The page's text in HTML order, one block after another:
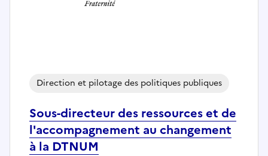
Sous-directeur des ressources et de
l'accompagnement au changement
à la DTNUM
Direction et pilotage des politiques publiques